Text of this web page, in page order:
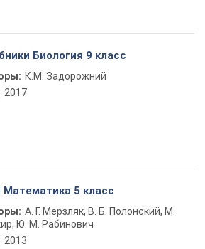
Биология 9 класс
К.М. Задорожний
2017
Математика 5 класс
А. Г. Мерзляк, В. Б. Полонский, М.
Ю. М. Рабинович
2013